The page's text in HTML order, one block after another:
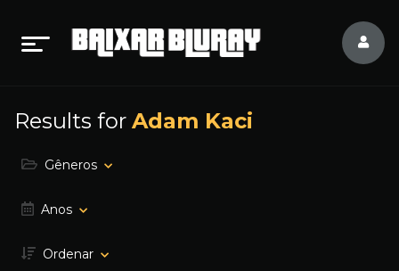
Results for Adam Kaci
Gêneros
Anos
Ordenar